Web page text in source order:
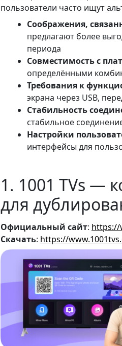
пользователи часто ищут
Соображения,
предлагают более
периода
Совместимость с
определёнными
Требования к
экрана через USB,
Стабильность
стабильное
Настройки
интерфейсы для
1. 1001 TVs —
для
Официальный сайт: https://
Скачать: https://